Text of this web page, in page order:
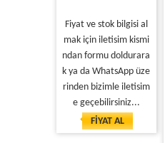
Fiyat ve stok bilgisi al
mak için iletisim kismi
ndan formu doldurara
k ya da WhatsApp üze
rinden bizimle iletisim
e geçebilirsiniz...
FİYAT AL